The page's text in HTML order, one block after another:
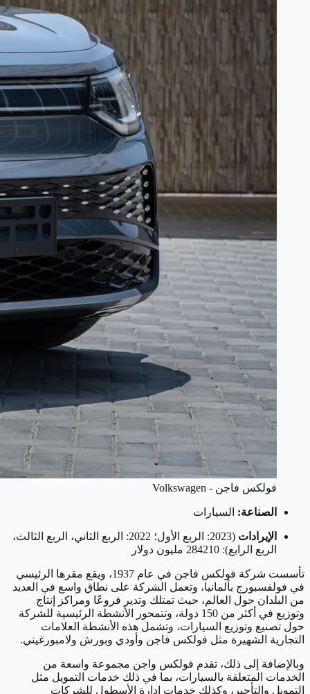
فولكس فاجن - Volkswagen
الصناعة: السيارات
الإيرادات
(2023: الربع الأول؛ 2022: الربع الثاني، الربع الثالث،
الربع الرابع): 284210 مليون دولار
تأسست شركة فولكس فاجن في عام 1937، ويقع مقرها الرئيسي
في فولفسبورج بألمانيا، وتعمل الشركة على نطاق واسع في العديد
من البلدان حول العالم، حيث تمتلك وتدير فروعًا ومراكز إنتاج
وتوزيع في أكثر من 150 دولة، وتتمحور الأنشطة الرئيسية للشركة
حول تصنيع وتوزيع السيارات، وتشمل هذه الأنشطة العلامات
التجارية الشهيرة مثل فولكس فاجن وأودي وبورش ولامبورغيني.
وبالإضافة إلى ذلك، تقدم فولكس واجن مجموعة واسعة من
الخدمات المتعلقة بالسيارات، بما في ذلك خدمات التمويل مثل
التمويل والتأجير، وكذلك خدمات إدارة الأسطول للشركات